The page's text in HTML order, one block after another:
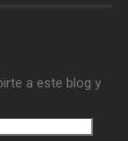
a este blog y